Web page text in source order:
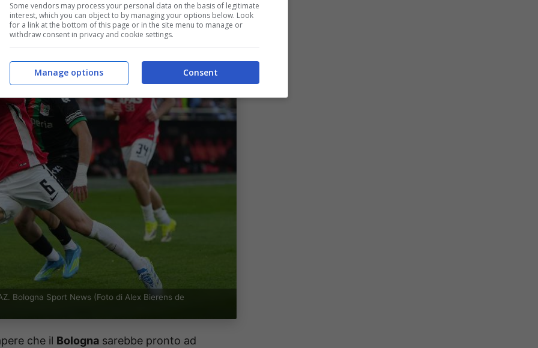
Bologna Sport News (Foto di Alex Bierens de
che il Bologna sarebbe pronto ad
Some vendors may process your personal data on the basis of legitimate
interest, which you can object to by managing your options below. Look
for a link at the bottom of this page or in the site menu to manage or
withdraw consent in privacy and cookie settings.
Consent
Manage options